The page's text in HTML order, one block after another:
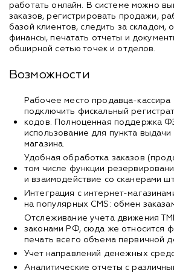
работать онлайн. В системе можно
заказов, регистрировать продажи,
базой клиентов, следить за складом,
финансы, печатать отчеты и
обширной сетью точек и отделов.
Возможности
Рабочее место продавца-кассира
подключить фискальный
кодов. Полноценная поддержка
использование для пункта выдачи
магазина.
Удобная обработка заказов
том числе функции
и взаимодействие со сканерами
Интеграция с интернет-
на популярных CMS: обмен
Отслеживание учета движения
законами РФ, сюда же относится
печать всего объема первичной
Учет направлений денежных
Аналитические отчеты с